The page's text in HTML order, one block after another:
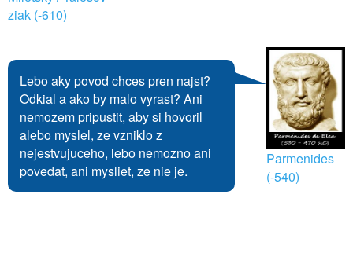
ziak (-610)
Lebo aky povod chces pren najst?
Odkial a ako by malo vyrast? Ani
nemozem pripustit, aby si hovoril
alebo myslel, ze vzniklo z
nejestvujuceho, lebo nemozno ani
povedat, ani mysliet, ze nie je.
Parmenides
(-540)